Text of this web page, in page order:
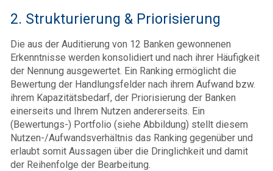
2. Strukturierung & Priorisierung
Die aus der Auditierung von 12 Banken gewonnenen
Erkenntnisse werden konsolidiert und nach ihrer Häufigkeit
der Nennung ausgewertet. Ein Ranking ermöglicht die
Bewertung der Handlungsfelder nach ihrem Aufwand bzw.
ihrem Kapazitätsbedarf, der Priorisierung der Banken
einerseits und Ihrem Nutzen andererseits. Ein
(Bewertungs-) Portfolio (siehe Abbildung) stellt diesem
Nutzen-/Aufwandsverhältnis das Ranking gegenüber und
erlaubt somit Aussagen über die Dringlichkeit und damit
der Reihenfolge der Bearbeitung.